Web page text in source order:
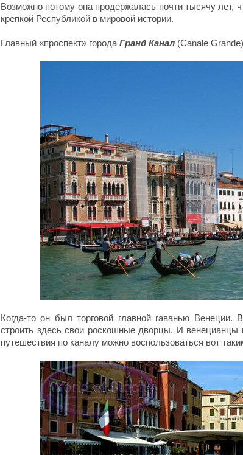
Возможно потому она продержалась почти тысячу лет,
крепкой Республикой в мировой истории.
Главный «проспект» города Гранд Канал (Canale
Когда-то он был торговой главной гаванью Венеции.
строить здесь свои роскошные дворцы. И венецианцы
путешествия по каналу можно воспользоваться вот